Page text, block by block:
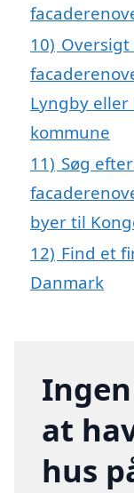
10) Oversigt
Lyngby
kommune
11) Søg
byer til
12) Find et
Danmark
at
hus